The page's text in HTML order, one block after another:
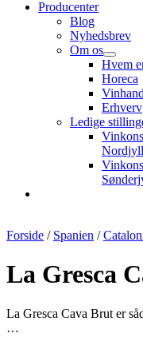
Producenter
Blog
Nyhedsbrev
Om os
Hvem
Horeca
Erhverv
Ledige
Forside / Spanien /
La Gresca
La Gresca Cava Brut er
…